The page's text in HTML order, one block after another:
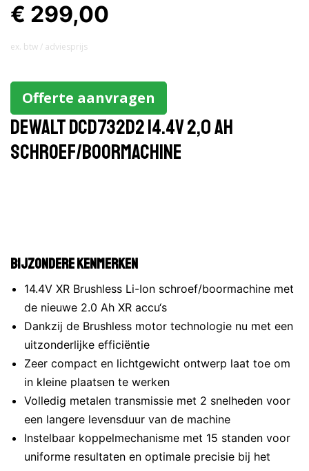
€ 299,00
ex. btw / adviesprijs
Offerte aanvragen
Dewalt DCD732D2 14.4V 2,0 AH
Schroef/boormachine
Bijzondere kenmerken
14.4V XR Brushless Li-Ion schroef/boormachine met
de nieuwe 2.0 Ah XR accu‘s
Dankzij de Brushless motor technologie nu met een
uitzonderlijke efficiëntie
Zeer compact en lichtgewicht ontwerp laat toe om
in kleine plaatsen te werken
Volledig metalen transmissie met 2 snelheden voor
een langere levensduur van de machine
Instelbaar koppelmechanisme met 15 standen voor
uniforme resultaten en optimale precisie bij het